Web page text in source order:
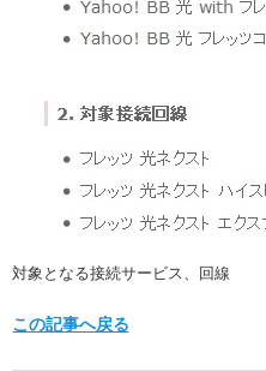
対象となる接続サービス、回線
この記事へ戻る